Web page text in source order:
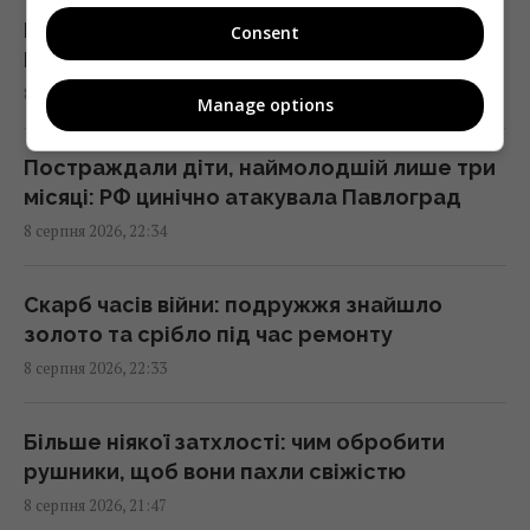
У СРСР створили систему "судного дня",
яка досі може знищити людство
21:18 субота, 08 серпня 2026
"Це дуже боляче": син Байдена розповів
про стан здоров’я свого батька
21:15 субота, 08 серпня 2026
збитки все одно шалені, - Зеленський
21:04 субота, 08 серпня 2026
Patriot: Зеленський сказав, від чого
залежать строки
21:04 субота, 08 серпня 2026
Розлучилися 10 років тому: як живуть
Бандерас і Мелані Гріффіт
8 серпня 2026, 22:58
Постраждали діти, наймолодшій лише три
місяці: РФ цинічно атакувала Павлоград
8 серпня 2026, 22:34
Скарб часів війни: подружжя знайшло
золото та срібло під час ремонту
8 серпня 2026, 22:33
Більше ніякої затхлості: чим обробити
рушники, щоб вони пахли свіжістю
8 серпня 2026, 21:47
Consent
Manage options